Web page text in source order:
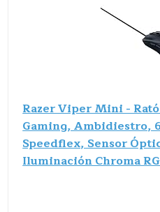
Razer Viper Mini -
Gaming, Ambidiestro,
Speedflex, Sensor
Iluminación Chroma